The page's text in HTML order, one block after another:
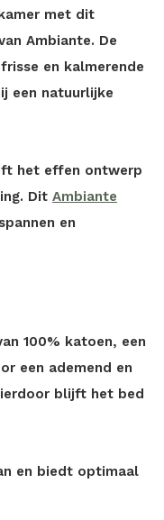
met dit
Ambiante. De
en kalmerende
een natuurlijke
het effen ontwerp
Dit Ambiante
en
100% katoen, een
een ademend en
blijft het bed
en biedt optimaal